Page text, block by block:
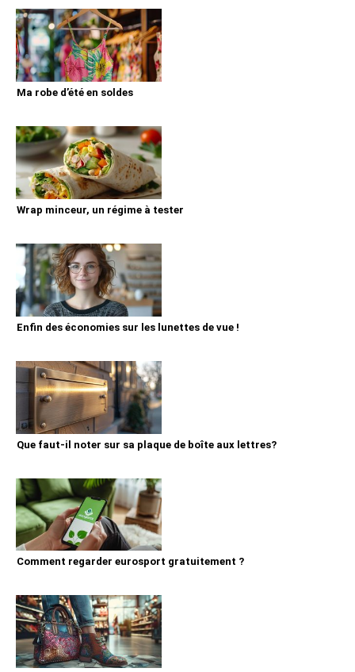
Ma robe d’été en soldes
Wrap minceur, un régime à tester
Enfin des économies sur les lunettes de vue !
Que faut-il noter sur sa plaque de boîte aux lettres?
Comment regarder eurosport gratuitement ?